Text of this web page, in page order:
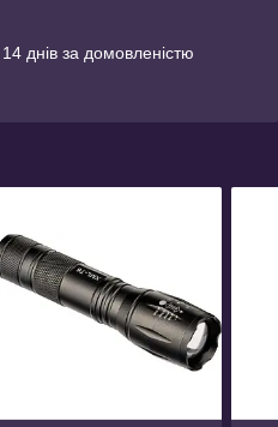
днів за домовленістю